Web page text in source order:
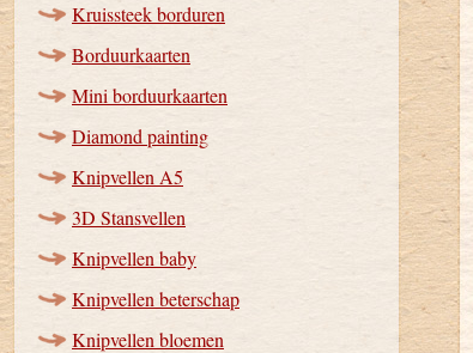
Kruissteek borduren
Borduurkaarten
Mini borduurkaarten
Diamond painting
Knipvellen A5
3D Stansvellen
Knipvellen baby
Knipvellen beterschap
Knipvellen bloemen